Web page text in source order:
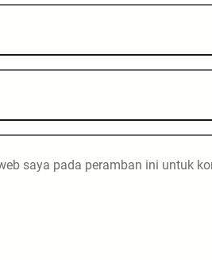
saya pada peramban ini untuk